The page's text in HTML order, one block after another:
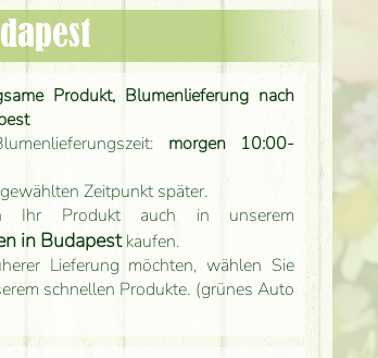
Produkt, Blumenlieferung nach
morgen 10:00-
Zeitpunkt später.
Ihr Produkt auch in unserem
in Budapestkaufen.
Lieferung möchten, wählen Sie
schnellen Produkte. (grünes Auto